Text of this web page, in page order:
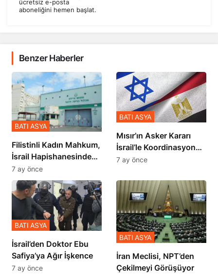
ücretsiz e-posta
aboneliğini hemen başlat.
Benzer Haberler
Filistinli Kadın Mahkum,
İsrail Hapishanesindeki
Zulmü Anlattı
BATI ASYA
7 ay önce
Mısır’ın Asker Kararı
İsrail’le Koordinasyon
İçinde Gerçekleşmiş
BATI ASYA
7 ay önce
İsrail’den Doktor Ebu
Safiya’ya Ağır İşkence
BATI ASYA
7 ay önce
İran Meclisi, NPT’den
Çekilmeyi Görüşüyor
BATI ASYA